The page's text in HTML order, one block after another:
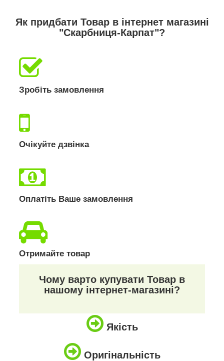
Як придбати Товар в інтернет магазині
"Скарбниця-Карпат"?
Зробіть замовлення
Очікуйте дзвінка
Оплатіть Ваше замовлення
Отримайте товар
Чому варто купувати Товар в
нашому інтернет-магазині?
Якість
Оригінальність